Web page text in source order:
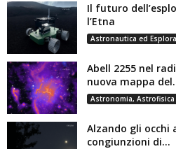
Il futuro
l’Etna
Astronautica ed
Abell 2255 nel
nuova mappa
Astronomia, Astrofisica
Alzando gli occhi
congiunzioni di...